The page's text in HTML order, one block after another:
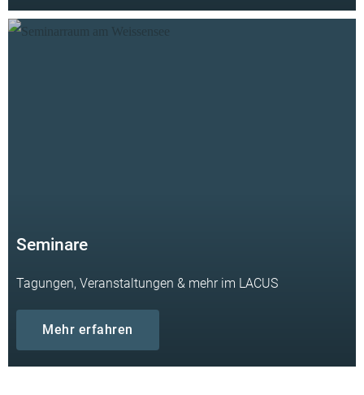
Seminare
Tagungen, Veranstaltungen & mehr im LACUS
Mehr erfahren